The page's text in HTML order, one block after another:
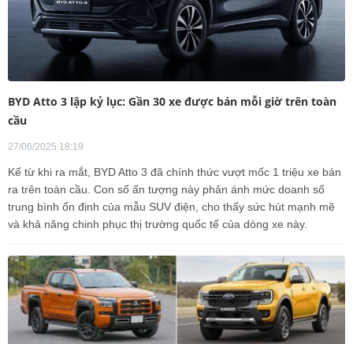
BYD Atto 3 lập kỷ lục: Gần 30 xe được bán mỗi giờ trên toàn
cầu
27/06/2025 18:19
Kể từ khi ra mắt, BYD Atto 3 đã chính thức vượt mốc 1 triệu xe bán
ra trên toàn cầu. Con số ấn tượng này phản ánh mức doanh số
trung bình ổn định của mẫu SUV điện, cho thấy sức hút mạnh mẽ
và khả năng chinh phục thị trường quốc tế của dòng xe này.